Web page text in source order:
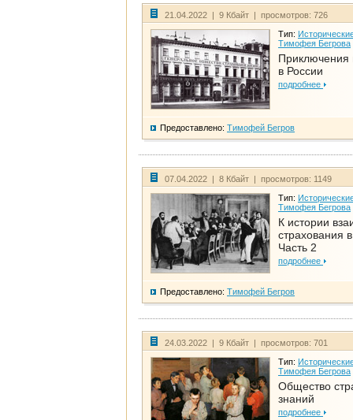
21.04.2022 | 9 Кбайт | просмотров: 726
Тип:
Тимофея Бегрова
Приключения
в России
подробнее
Предоставлено: Тимофей Бегров
07.04.2022 | 8 Кбайт | просмотров: 1149
Тип:
Тимофея Бегрова
К истории
страхования
Часть 2
подробнее
Предоставлено: Тимофей Бегров
24.03.2022 | 9 Кбайт | просмотров: 701
Тип:
Тимофея Бегрова
Общество
знаний
подробнее